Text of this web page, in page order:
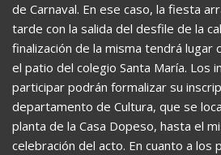
de Carnaval. En ese caso, la fiesta
tarde con la salida del desfile de la
finalización de la misma tendrá lugar
el patio del colegio Santa María. Los
participar podrán formalizar su
departamento de Cultura, que se
planta de la Casa Dopeso, hasta el
celebración del acto. En cuanto a los